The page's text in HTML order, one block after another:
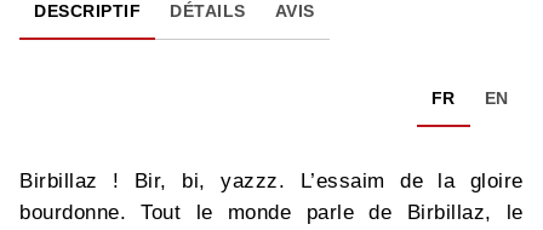
DESCRIPTIF DÉTAILS AVIS
FR EN
Birbillaz ! Bir, bi, yazzz. L’essaim de la gloire
bourdonne. Tout le monde parle de Birbillaz, le